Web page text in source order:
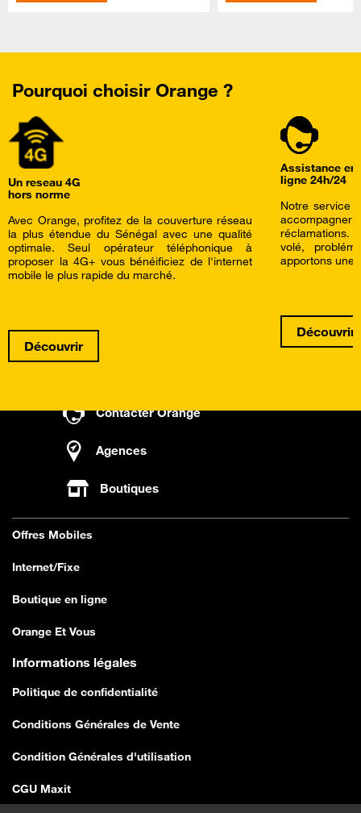
Pourquoi choisir Orange ?
Un reseau 4G
hors norme
Avec Orange, profitez de la couverture réseau
la plus étendue du Sénégal avec une qualité
optimale. Seul opérateur téléphonique à
proposer la 4G+ vous bénéificiez de l'internet
mobile le plus rapide du marché.
Découvrir
Assistance en
ligne 24h/24
Notre service
accompagner
réclamations.
volé,
apportons une
Découvrir
Contacter Orange
Agences
Boutiques
Offres Mobiles
Internet/Fixe
Boutique en ligne
Orange Et Vous
Informations légales
Politique de confidentialité
Conditions Générales de Vente
Condition Générales d'utilisation
CGU Maxit